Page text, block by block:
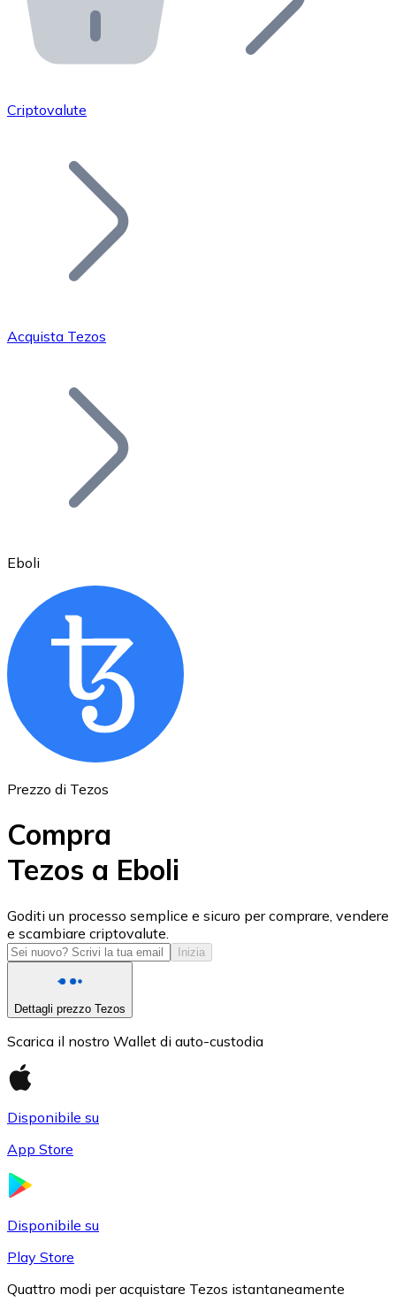
API Bitnovo
Integra la nostra API nel tuo ecosistema.
Unisciti alla nostra rete di rivenditori e
Aggiungi il token del tuo progetto al nostro servizio di
Bitcoin
ETH
USD Coin
USDC
Criptovalute
Acquista Tezos
Eboli
Prezzo di Tezos
Compra
Tezos a Eboli
Goditi un processo semplice e sicuro per comprare, vendere
e scambiare criptovalute.
Inizia
Dettagli prezzo Tezos
Scarica il nostro Wallet di auto-custodia
Disponibile su
App Store
Disponibile su
Play Store
Quattro modi per acquistare Tezos istantaneamente